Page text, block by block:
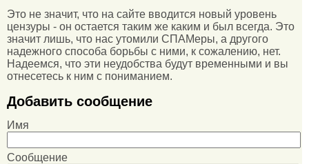
Это не значит, что на сайте вводится новый уровень
цензуры - он остается таким же каким и был всегда. Это
значит лишь, что нас утомили СПАМеры, а другого
надежного способа борьбы с ними, к сожалению, нет.
Надеемся, что эти неудобства будут временными и вы
отнесетесь к ним с пониманием.
Добавить сообщение
Имя
Сообщение